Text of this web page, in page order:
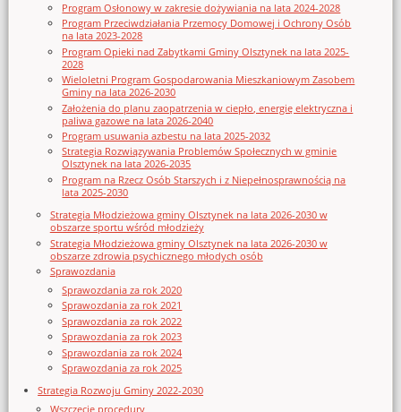
Program Osłonowy w zakresie dożywiania na lata 2024-2028
Program Przeciwdziałania Przemocy Domowej i Ochrony Osób
na lata 2023-2028
Program Opieki nad Zabytkami Gminy Olsztynek na lata 2025-
2028
Wieloletni Program Gospodarowania Mieszkaniowym Zasobem
Gminy na lata 2026-2030
Założenia do planu zaopatrzenia w ciepło, energię elektryczna i
paliwa gazowe na lata 2026-2040
Program usuwania azbestu na lata 2025-2032
Strategia Rozwiązywania Problemów Społecznych w gminie
Olsztynek na lata 2026-2035
Program na Rzecz Osób Starszych i z Niepełnosprawnością na
lata 2025-2030
Strategia Młodzieżowa gminy Olsztynek na lata 2026-2030 w
obszarze sportu wśród młodzieży
Strategia Młodzieżowa gminy Olsztynek na lata 2026-2030 w
obszarze zdrowia psychicznego młodych osób
Sprawozdania
Sprawozdania za rok 2020
Sprawozdania za rok 2021
Sprawozdania za rok 2022
Sprawozdania za rok 2023
Sprawozdania za rok 2024
Sprawozdania za rok 2025
Strategia Rozwoju Gminy 2022-2030
Wszczęcie procedury